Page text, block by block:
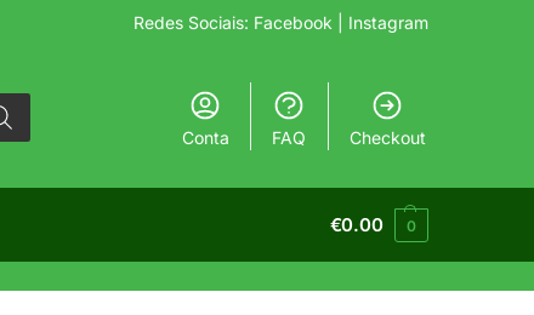
Redes Sociais: Facebook | Instagram
Conta FAQ Checkout
€0.00 0